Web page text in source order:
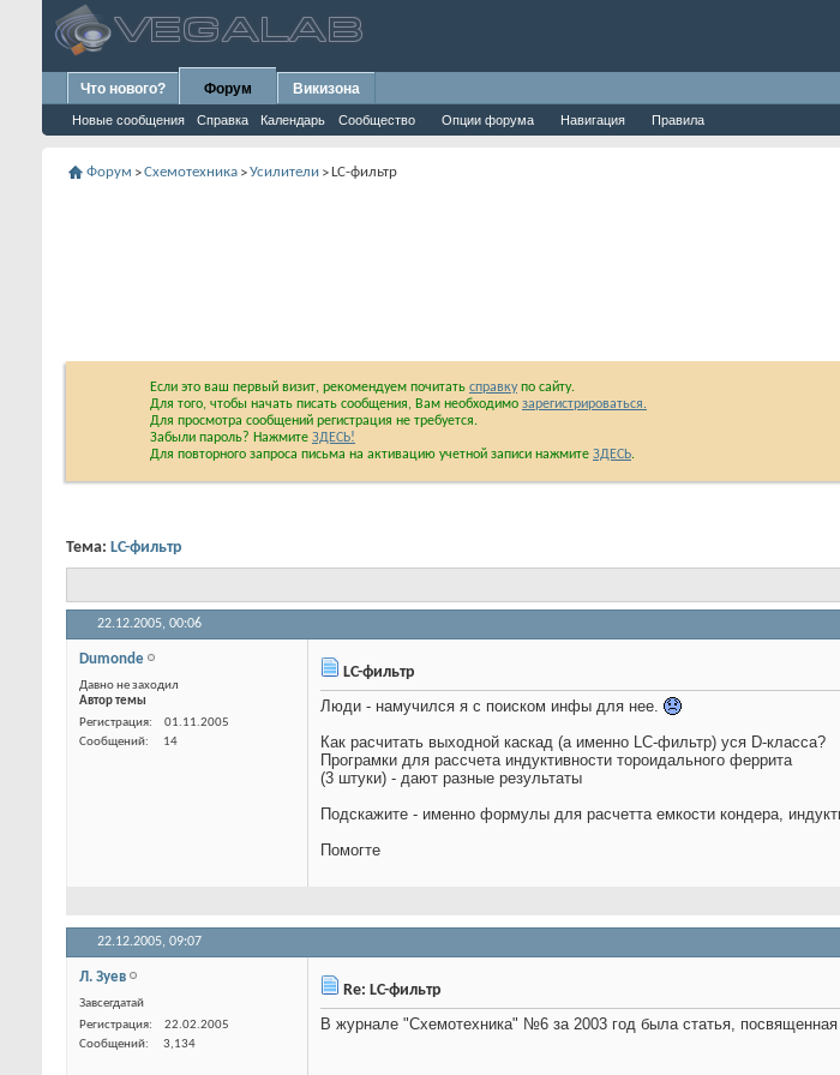
Что нового? Форум
Новые сообщения Справка Календарь Сообщество Опции форума Навигация Правила
Викизона
Форум >Схемотехника >Усилители >LC-фильтр
Если это ваш первый визит, рекомендуем почитать справкупо сайту.
Для того, чтобы начать писать сообщения, Вам необходимо зарегистрироваться.
Для просмотра сообщений регистрация не требуется.
Забыли пароль? Нажмите ЗДЕСЬ!
Для повторного запроса письма на активацию учетной записи нажмите ЗДЕСЬ.
Тема: LC-фильтр
22.12.2005, 00:06
Dumonde
Давно не заходил
Автор темы
Регистрация
01.11.2005
Сообщений
14
LC-фильтр
Люди - намучился я с поиском инфы для нее.
Как расчитать выходной каскад (а именно LC-фильтр) уся D-класса?
Програмки для рассчета индуктивности тороидального феррита
(3 штуки) - дают разные результаты
Подскажите - именно формулы для расчетта емкости кондера,
Помогте
22.12.2005, 09:07
Л. Зуев
Завсегдатай
Re: LC-фильтр
В журнале "Схемотехника" №6 за 2003 год была статья,